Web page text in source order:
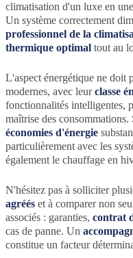
climatisation d'un luxe en
Un système correctement
professionnel de la
thermique optimal tout au
L'aspect énergétique ne doit
modernes, avec leurclasse
fonctionnalités intelligentes,
maîtrise des
économies d'énergie
particulièrement avec les
également le chauffage en
N'hésitez pas à solliciter
agréés et à comparer non
associés : garanties, contrat
cas de panne. Un
constitue un facteur